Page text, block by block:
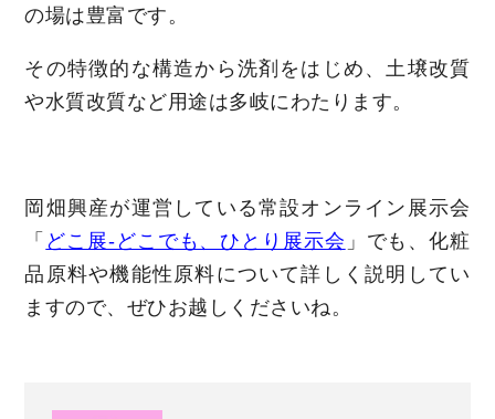
の場は豊富です。
その特徴的な構造から洗剤をはじめ、土壌改質
や水質改質など用途は多岐にわたります。
岡畑興産が運営している常設オンライン展示会
「 どこ展-どこでも、ひとり展示会 」でも、化粧
品原料や機能性原料について詳しく説明してい
ますので、ぜひお越しくださいね。